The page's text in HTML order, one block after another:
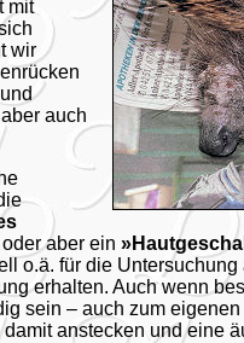
mit
wir
auch
aber ein
o.ä. für die
erhalten. Auch wenn
sein – auch zum eigenen
anstecken und eine